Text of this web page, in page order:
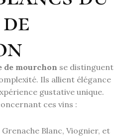
de mourchon se distinguent
Ils allient élégance
gustative unique.
ces vins :
Blanc, Viognier, et